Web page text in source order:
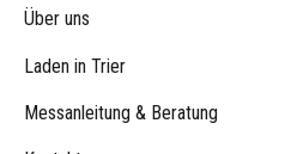
Über uns
Laden in Trier
Messanleitung & Beratung